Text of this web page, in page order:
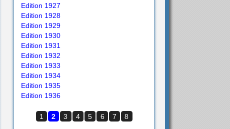
Edition 1927
Edition 1928
Edition 1929
Edition 1930
Edition 1931
Edition 1932
Edition 1933
Edition 1934
Edition 1935
Edition 1936
1 2 3 4 5 6 7 8